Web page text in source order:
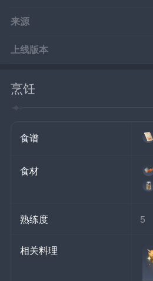
来源
上线版本
烹饪
食谱
食材
熟练度 5
相关料理